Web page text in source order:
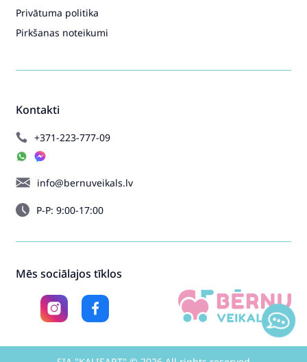
Kontakti
+371-223-777-09
info@bernuveikals.lv
P-P: 9:00-17:00
Privātuma politika
Pirkšanas noteikumi
Mēs sociālajos tīklos